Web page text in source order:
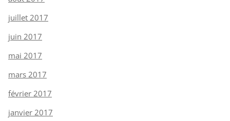
juillet 2017
juin 2017
mai 2017
mars 2017
février 2017
janvier 2017